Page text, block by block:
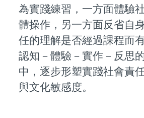
為實踐練習，一方面體驗
體操作，另一方面反省自
任的理解是否經過課程而
認知－體驗－實作－反思
中，逐步形塑實踐社會責
與文化敏感度。